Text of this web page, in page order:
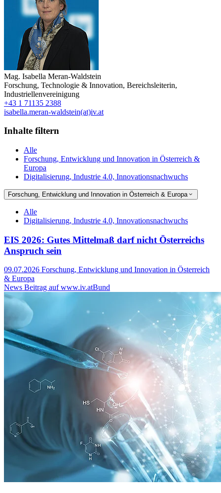
Mag. Isabella Meran-Waldstein
Forschung, Technologie & Innovation, Bereichsleiterin,
Industriellenvereinigung
+43 1 71135 2388
isabella.meran-waldstein(at)iv.at
Inhalte filtern
Alle
Forschung, Entwicklung und Innovation in Österreich &
Europa
Digitalisierung, Industrie 4.0, Innovationsnachwuchs
Forschung, Entwicklung und Innovation in Österreich & Europa
Alle
Digitalisierung, Industrie 4.0, Innovationsnachwuchs
EIS 2026: Gutes Mittelmaß darf nicht Österreichs
Anspruch sein
09.07.2026 Forschung, Entwicklung und Innovation in Österreich
& Europa
News Beitrag auf www.iv.atBund